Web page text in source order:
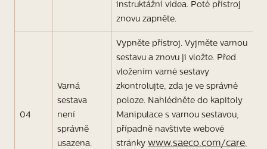
instruktážní videa. Poté přístroj
znovu zapněte.
04
Varná
sestava
není
správně
usazena.
Vypněte přístroj. Vyjměte varnou
sestavu a znovu ji vložte. Před
vložením varné sestavy
zkontrolujte, zda je ve správné
poloze. Nahlédněte do kapitoly
Manipulace s varnou sestavou,
případně navštivte webové
stránky www.saeco.com/care,